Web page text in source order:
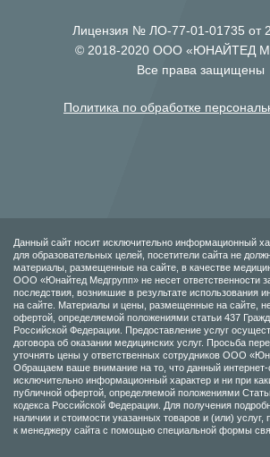
Лицензия № ЛО-77-01-01735 от
© 2018-2020 ООО «ЮНАЙТЕД
Все права защищены
Политика по обработке
Данный сайт носит исключительно информационный
для образовательных целей, посетители сайта не
материалы, размещенные на сайте, в качестве
ООО «Юнайтед Медгрупп» не несет ответственности
последствия, возникшие в результате использования
на сайте. Материалы и цены, размещенные на сайте,
офертой, определяемой положениями статьи 437
Российской Федерации. Предоставление услуг
договора об оказании медицинских услуг. Просьба
уточнять цены у ответственных сотрудников ООО
Обращаем ваше внимание на то, что данный интернет-
исключительно информационный характер и ни при
публичной офертой, определяемой положениями
кодекса Российской Федерации. Для получения
наличии и стоимости указанных товаров и (или)
к менеджеру сайта с помощью специальной формы